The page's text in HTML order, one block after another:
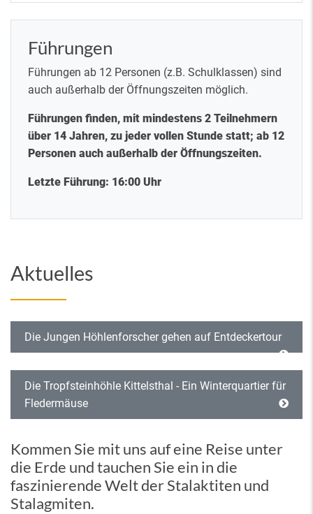
Führungen
Führungen ab 12 Personen (z.B. Schulklassen) sind
auch außerhalb der Öffnungszeiten möglich.
Führungen finden, mit mindestens 2 Teilnehmern
über 14 Jahren, zu jeder vollen Stunde statt; ab 12
Personen auch außerhalb der Öffnungszeiten.
Letzte Führung: 16:00 Uhr
Aktuelles
Die Jungen Höhlenforscher gehen auf Entdeckertour
Die Tropfsteinhöhle Kittelsthal - Ein Winterquartier für
Fledermäuse
Kommen Sie mit uns auf eine Reise unter
die Erde und tauchen Sie ein in die
faszinierende Welt der Stalaktiten und
Stalagmiten.